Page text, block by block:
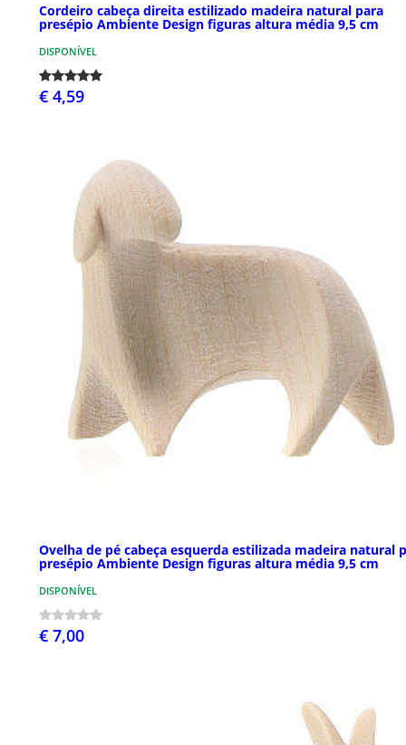
Cordeiro cabeça direita estilizado madeira natural para
presépio Ambiente Design figuras altura média 9,5 cm
DISPONÍVEL
€ 4,59
Ovelha de pé cabeça esquerda estilizada madeira natural
presépio Ambiente Design figuras altura média 9,5 cm
DISPONÍVEL
€ 7,00